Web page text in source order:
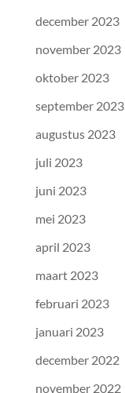
december 2023
november 2023
oktober 2023
september 2023
augustus 2023
juli 2023
juni 2023
mei 2023
april 2023
maart 2023
februari 2023
januari 2023
december 2022
november 2022